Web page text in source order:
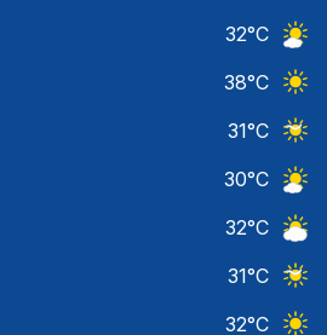
32°C
38°C
31°C
30°C
32°C
31°C
32°C